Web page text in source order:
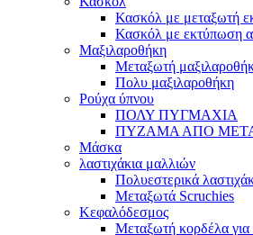
Κασκόλ με μεταξωτή
Κασκόλ με εκτύπωση
Μαξιλαροθήκη
Μεταξωτή
Πολυ μαξιλαροθήκη
Ρούχα ύπνου
ΠΟΛΥ ΠΥΓΜΑΧΙΑ
ΠΥΖΑΜΑ ΑΠΟ
Μάσκα
λαστιχάκια μαλλιών
Πολυεστερικά
Μεταξωτά Scruchies
Κεφαλόδεσμος
Μεταξωτή κορδέλα για